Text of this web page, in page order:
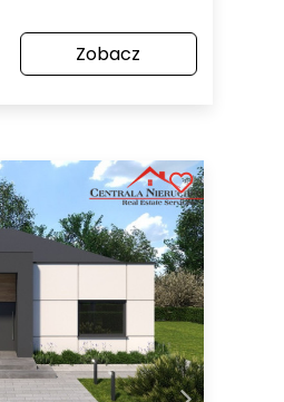
Zobacz